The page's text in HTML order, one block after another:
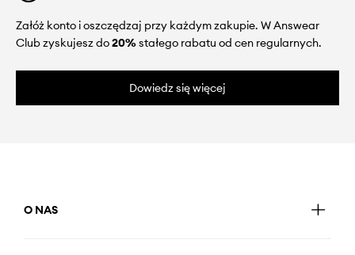
Załóż konto i oszczędzaj przy każdym zakupie. W Answear
Club zyskujesz do20%stałego rabatu od cen regularnych.
Dowiedz się więcej
O NAS